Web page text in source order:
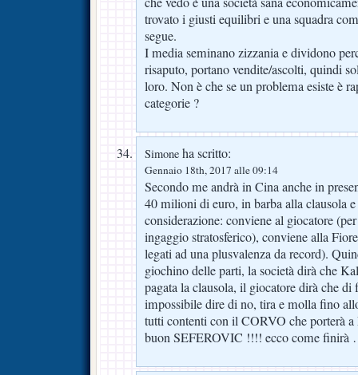
trovato i giusti equilibri e una squadra
segue.
I media seminano zizzania e dividono
risaputo, portano vendite/ascolti, quindi
loro. Non è che se un problema esiste è
categorie ?
Simone ha scritto:
Gennaio 18th, 2017 alle 09:14
Secondo me andrà in Cina anche in
40 milioni di euro, in barba alla clausola
considerazione: conviene al giocatore
ingaggio stratosferico), conviene alla
legati ad una plusvalenza da record).
giochino delle parti, la società dirà che
pagata la clausola, il giocatore dirà che di
impossibile dire di no, tira e molla fino
tutti contenti con il CORVO che porterà
buon SEFEROVIC !!!! ecco come